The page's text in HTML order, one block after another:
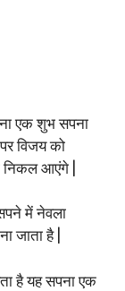
एक शुभ सपना
विजय को
निकल आएंगे |
में नेवला
जाता है |
है यह सपना एक